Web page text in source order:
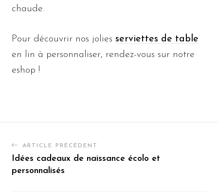
chaude.
Pour découvrir nos jolies serviettes de table
en lin à personnaliser, rendez-vous sur notre
eshop !
ARTICLE PRÉCÉDENT
Idées cadeaux de naissance écolo et
personnalisés